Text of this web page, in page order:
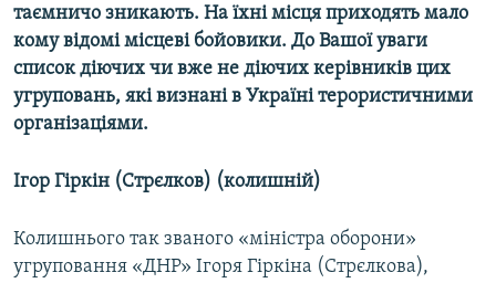
ДОЛУЧАЙСЯ!
Усі сайти RFE/RL
таємничо зникають. На їхні місця приходять мало
кому відомі місцеві бойовики. До Вашої уваги
список діючих чи вже не діючих керівників цих
угруповань, які визнані в Україні терористичними
організаціями.
Ігор Гіркін (Стрєлков) (колишній)
Колишнього так званого «міністра оборони»
угруповання «ДНР» Ігоря Гіркіна (Стрєлкова),